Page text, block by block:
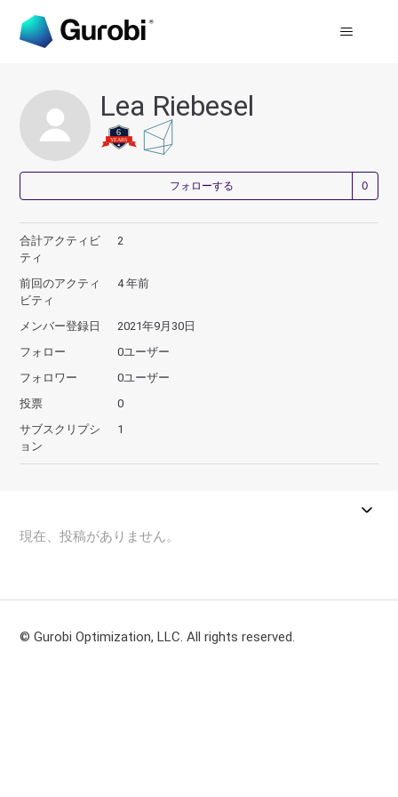
Lea Riebesel
フォローする
合計アクティビ
ティ
2
前回のアクティ
ビティ
4 年前
メンバー登録日
2021年9月30日
フォロー
0ユーザー
フォロワー
0ユーザー
投票
0
サブスクリプシ
ョン
1
現在、投稿がありません。
© Gurobi Optimization, LLC. All rights reserved.